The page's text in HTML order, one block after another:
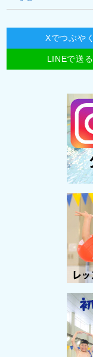
Xでつぶやく
LINEで送る